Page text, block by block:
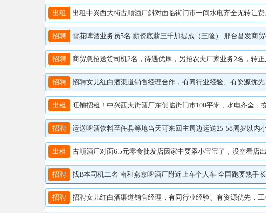
出租 出租中兴西大街古顺酒厂斜对面临街门市一间水电齐全无转让费
招聘 雪花啤酒业务员5名 薪资底薪三千加提成（三险） 邢台昌发商
招聘 商贸急招送货司机2名，待遇优厚，另招农夫厂家业务2名，转
招聘 招聘女儿红白酒渠道销售经理合作，有同行业经验、有资源优
出租 旺铺招租！中兴西大街酒厂东侧临街门市100平米，水电齐全，
招聘 运送啤酒饮料至任县等地当天可来回主周边运送25-58周岁以内
出租 古顺酒厂对面6.5元零食批发店因家中要添小宝宝了，没空看店
招聘 找B本司机二名 南和燕京啤酒厂附近上车个人车 全国跑要熟手
招聘 招聘女儿红白酒渠道销售经理，有同行业经验、有资源优先，